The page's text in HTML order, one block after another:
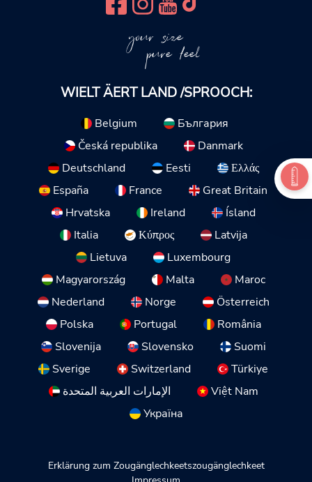
your size
pure feel
WIELT ÄERT LAND /SPROOCH:
Belgium
България
Česká republika
Danmark
Deutschland
Eesti
Ελλάς
España
France
Great Britain
Hrvatska
Ireland
Ísland
Italia
Κύπρος
Latvija
Lietuva
Luxembourg
Magyarország
Malta
Maroc
Nederland
Norge
Österreich
Polska
Portugal
România
Slovenija
Slovensko
Suomi
Sverige
Switzerland
Türkiye
الإمارات العربية المتحدة
Việt Nam
Україна
Erklärung zum Zougänglechkeetszougänglechkeet